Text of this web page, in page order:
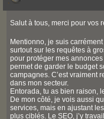
Salut à tous, merci pour vos
Mentionno, je suis carrément
surtout sur les requêtes à
pour protéger mes
permet de garder le budget
campagnes. C’est vraiment
dans mon secteur.
Entorada, tu as bien raison,
De mon côté, je vois aussi
services, mais en ajustant
plus ciblés. Le SEO, j’y